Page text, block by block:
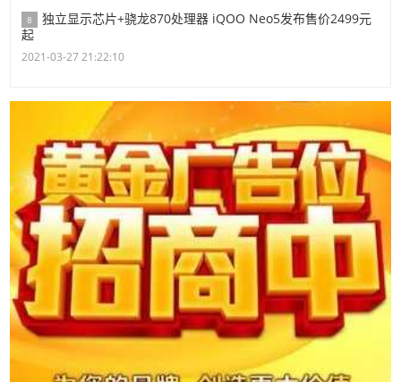
8
独立显示芯片+骁龙870处理器 iQOO Neo5发布售价2499元
起
2021-03-27 21:22:10